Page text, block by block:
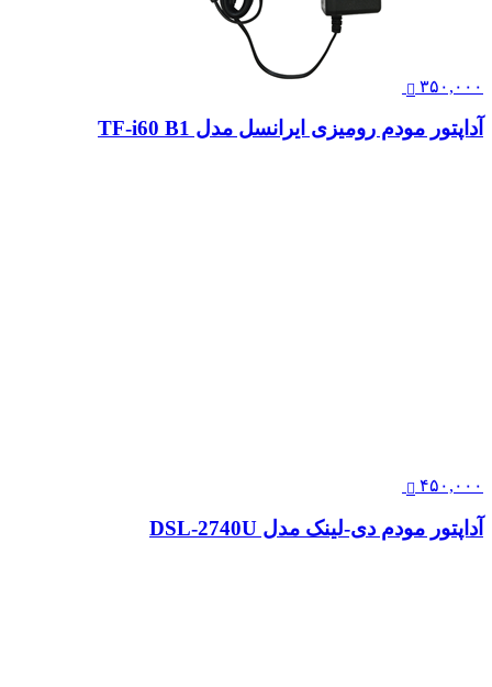
۳۵۰,۰۰۰
آداپتور مودم رومیزی ایرانسل مدل TF-i60 B1
۴۵۰,۰۰۰
آداپتور مودم دی‌-لینک مدل DSL-2740U